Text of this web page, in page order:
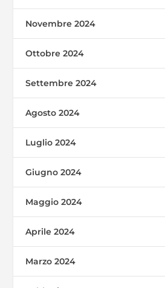
Novembre 2024
Ottobre 2024
Settembre 2024
Agosto 2024
Luglio 2024
Giugno 2024
Maggio 2024
Aprile 2024
Marzo 2024